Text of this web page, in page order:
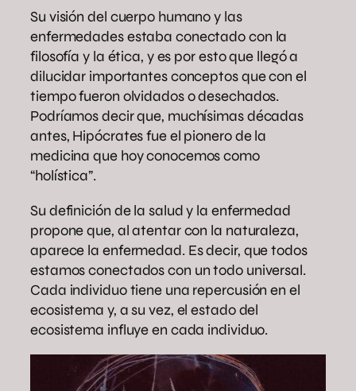
Su visión del cuerpo humano y las
enfermedades estaba conectado con la
filosofía y la ética, y es por esto que llegó a
dilucidar importantes conceptos que con el
tiempo fueron olvidados o desechados.
Podríamos decir que, muchísimas décadas
antes, Hipócrates fue el pionero de la
medicina que hoy conocemos como
“holística”.
Su definición de la salud y la enfermedad
propone que, al atentar con la naturaleza,
aparece la enfermedad. Es decir, que todos
estamos conectados con un todo universal.
Cada individuo tiene una repercusión en el
ecosistema y, a su vez, el estado del
ecosistema influye en cada individuo.